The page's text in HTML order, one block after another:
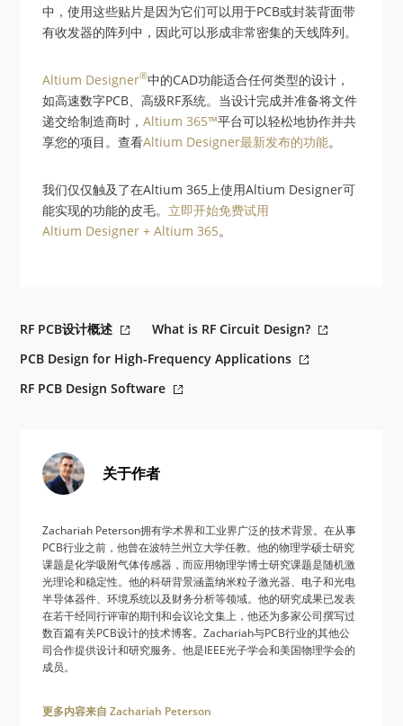
中，使用这些贴片是因为它们可以用于PCB或封装背面带
有收发器的阵列中，因此可以形成非常密集的天线阵列。
Altium Designer®中的CAD功能适合任何类型的设计，
如高速数字PCB、高级RF系统。当设计完成并准备将文件
递交给制造商时，Altium 365™平台可以轻松地协作并共
享您的项目。查看Altium Designer最新发布的功能。
我们仅仅触及了在Altium 365上使用Altium Designer可
能实现的功能的皮毛。 立即开始免费试用
Altium Designer + Altium 365。
RF PCB设计概述
What is RF Circuit Design?
PCB Design for High-Frequency Applications
RF PCB Design Software
关于作者
Zachariah Peterson拥有学术界和工业界广泛的技术背景。在从事
PCB行业之前，他曾在波特兰州立大学任教。他的物理学硕士研究
课题是化学吸附气体传感器，而应用物理学博士研究课题是随机激
光理论和稳定性。他的科研背景涵盖纳米粒子激光器、电子和光电
半导体器件、环境系统以及财务分析等领域。他的研究成果已发表
在若干经同行评审的期刊和会议论文集上，他还为多家公司撰写过
数百篇有关PCB设计的技术博客。Zachariah与PCB行业的其他公
司合作提供设计和研究服务。他是IEEE光子学会和美国物理学会的
成员。
更多内容来自 Zachariah Peterson